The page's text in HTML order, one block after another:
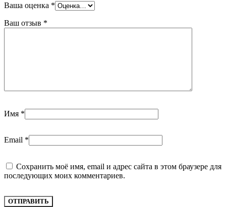
Ваша оценка *
Ваш отзыв *
Имя *
Email *
Сохранить моё имя, email и адрес сайта в этом браузере для
последующих моих комментариев.